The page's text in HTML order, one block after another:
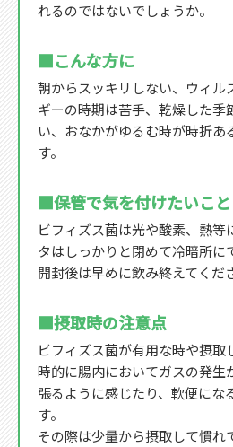
れるのではないでしょうか。
■こんな方に
朝からスッキリしない、ウィル
ギーの時期は苦手、乾燥した季
い、おなかがゆるむ時が時折あ
す。
■保管で気を付けたいこと
ビフィズス菌は光や酸素、熱等
タはしっかりと閉めて冷暗所に
開封後は早めに飲み終えてくだ
■摂取時の注意点
ビフィズス菌が有用な時や摂取
時的に腸内においてガスの発生
張るように感じたり、軟便にな
す。
その際は少量から摂取して慣れ